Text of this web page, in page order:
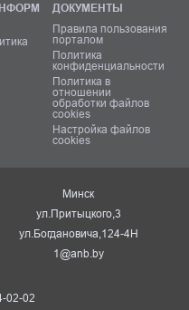
ДОКУМЕНТЫ
Правила пользования
порталом
Политика
конфиденциальности
Политика в
отношении
обработки файлов
cookies
Настройка файлов
cookies
Минск
ул.Притыцкого,3
ул.Богдановича,124-4Н
1@anb.by
02-02